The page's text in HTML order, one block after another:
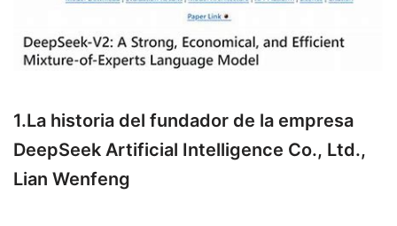
1.La historia del fundador de la empresa
DeepSeek Artificial Intelligence Co., Ltd.,
Lian Wenfeng